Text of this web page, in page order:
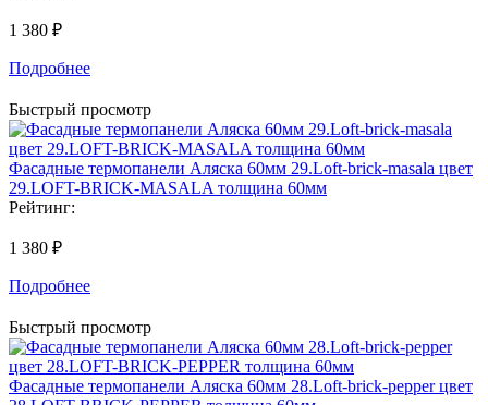
1 380 ₽
Подробнее
Быстрый просмотр
Фасадные термопанели Аляска 60мм 29.Loft-brick-masala цвет
29.LOFT-BRICK-MASALA толщина 60мм
Рейтинг:
1 380 ₽
Подробнее
Быстрый просмотр
Фасадные термопанели Аляска 60мм 28.Loft-brick-pepper цвет